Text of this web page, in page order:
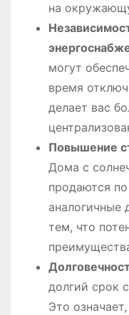
на
могут
время
делает вас
Повышение
Дома с
продаются
аналогичные
тем, что
долгий срок
Это